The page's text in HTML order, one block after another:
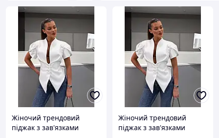
Жіночий трендовий
піджак з зав'язками
Жіночий трендовий
піджак з зав'язками